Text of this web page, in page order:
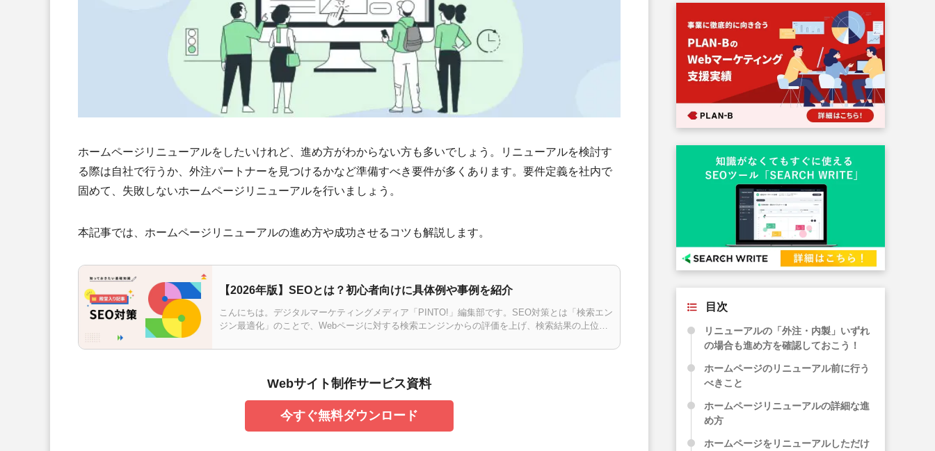
ホームページリニューアルをしたいけれど、進め方がわからない方も多いでしょう。リニューアルを検討す
る際は自社で行うか、外注パートナーを見つけるかなど準備すべき要件が多くあります。要件定義を社内で
固めて、失敗しないホームページリニューアルを行いましょう。
本記事では、ホームページリニューアルの進め方や成功させるコツも解説します。
【2026年版】SEOとは？初心者向けに具体例や事例を紹介
こんにちは。デジタルマーケティングメディア「PINTO!」編集部です。SEO対策とは「検索エン
ジン最適化」のことで、Webページに対する検索エンジンからの評価を上げ、検索結果の上位に
Webサイト制作サービス資料
今すぐ無料ダウンロード
目次
リニューアルの「外注・内製」いずれ
の場合も進め方を確認しておこう！
ホームページのリニューアル前に行う
べきこと
ホームページリニューアルの詳細な進
め方
ホームページをリニューアルしただけ